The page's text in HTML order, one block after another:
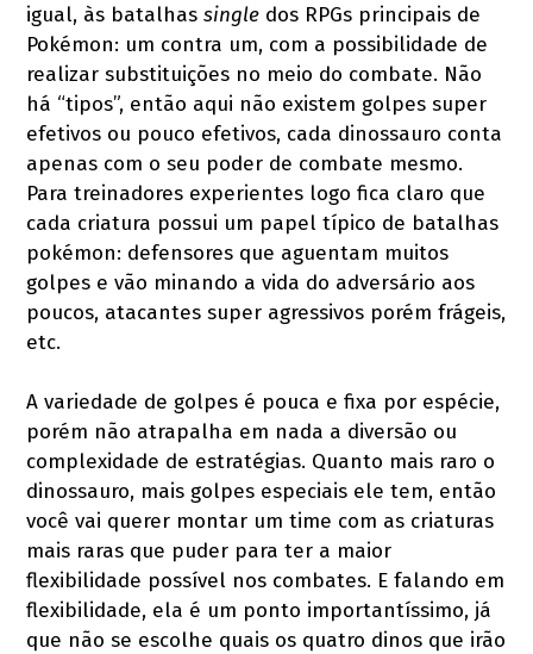
igual, às batalhassingle dos RPGs principais de
Pokémon: um contra um, com a possibilidade de
realizar substituições no meio do combate. Não
há “tipos”, então aqui não existem golpes super
efetivos ou pouco efetivos, cada dinossauro conta
apenas com o seu poder de combate mesmo.
Para treinadores experientes logo fica claro que
cada criatura possui um papel típico de batalhas
pokémon: defensores que aguentam muitos
golpes e vão minando a vida do adversário aos
poucos, atacantes super agressivos porém frágeis,
etc.
A variedade de golpes é pouca e fixa por espécie,
porém não atrapalha em nada a diversão ou
complexidade de estratégias. Quanto mais raro o
dinossauro, mais golpes especiais ele tem, então
você vai querer montar um time com as criaturas
mais raras que puder para ter a maior
flexibilidade possível nos combates. E falando em
flexibilidade, ela é um ponto importantíssimo, já
que não se escolhe quais os quatro dinos que irão